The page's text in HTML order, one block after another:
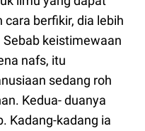
berfikir, dia lebih
keistimewaan
nafs, itu
sedang roh
Kedua- duanya
Kadang-kadang ia